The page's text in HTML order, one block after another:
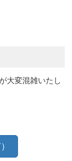
大変混雑いたし